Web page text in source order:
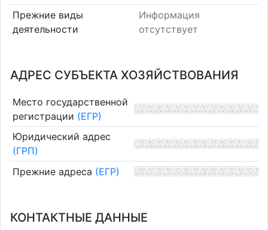
Прежние виды
деятельности
Информация
отсутствует
АДРЕС СУБЪЕКТА ХОЗЯЙСТВОВАНИЯ
Место государственной
регистрации (ЕГР)
Юридический адрес
(ГРП)
Прежние адреса (ЕГР)
КОНТАКТНЫЕ ДАННЫЕ